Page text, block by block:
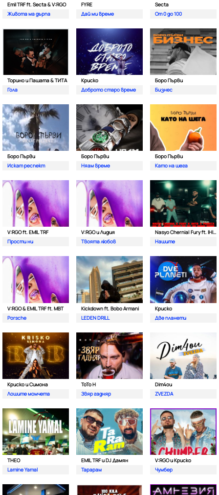
Emil TRF ft. Secta & V:RGO
Живота ма дърпа
FYRE
Дай ми време
Secta
От 0 до 100
Торино и Пашата & ТИТА
Гола
Криско
Доброто старо време
Боро Първи
Бизнес
Боро Първи
Искат респект
Боро Първи
Няам време
Боро Първи
Като на шега
V:RGO ft. EMIL TRF
Прости ни
V:RGO и Лидия
Твоята любов
Nasyo Chernia| Fury ft. IHITO & Pameca
Нашите
V:RGO & EMIL TRF ft. MBT
Porsche
Kickdown ft. Bobo Armani
LEDEN DRILL
Криско
Две планети
Криско и Симона
Лошите момчета
ToTo H
Звяр гадняр
Dim4ou
ZVEZDA
THEO
Lamine Yamal
EMIL TRF и DJ Дамян
Тарарам
V:RGO и Криско
Чумбер